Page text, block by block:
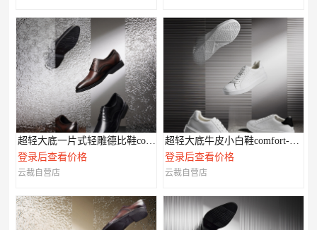
超轻大底一片式轻雕德比鞋comfort-XL系列
登录后查看价格
云裁自营店
超轻大底牛皮小白鞋comfort-XL系列
登录后查看价格
云裁自营店